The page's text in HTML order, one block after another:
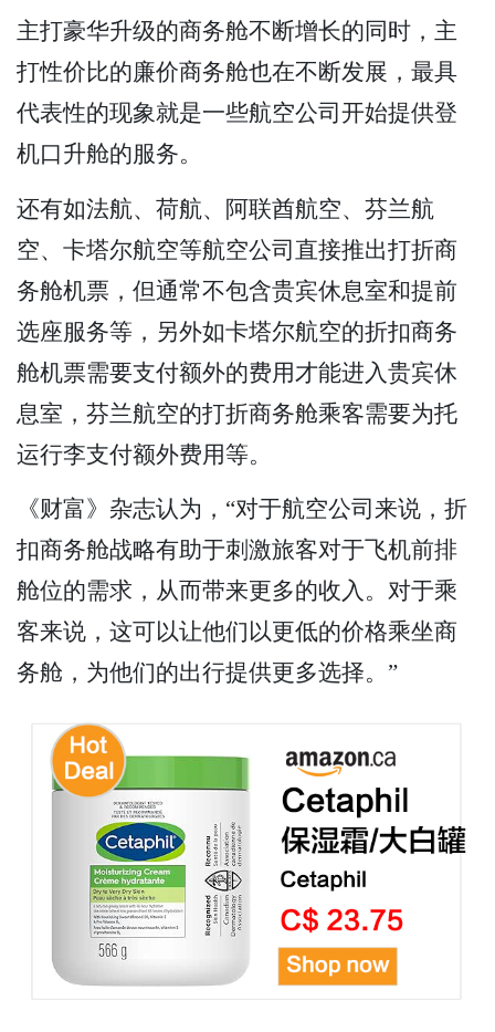
主打豪华升级的商务舱不断增长的同时，主
打性价比的廉价商务舱也在不断发展，最具
代表性的现象就是一些航空公司开始提供登
机口升舱的服务。
还有如法航、荷航、阿联酋航空、芬兰航
空、卡塔尔航空等航空公司直接推出打折商
务舱机票，但通常不包含贵宾休息室和提前
选座服务等，另外如卡塔尔航空的折扣商务
舱机票需要支付额外的费用才能进入贵宾休
息室，芬兰航空的打折商务舱乘客需要为托
运行李支付额外费用等。
《财富》杂志认为，“对于航空公司来说，折
扣商务舱战略有助于刺激旅客对于飞机前排
舱位的需求，从而带来更多的收入。对于乘
客来说，这可以让他们以更低的价格乘坐商
务舱，为他们的出行提供更多选择。”